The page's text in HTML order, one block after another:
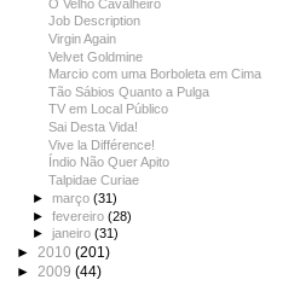
O Velho Cavalheiro
Job Description
Virgin Again
Velvet Goldmine
Marcio com uma Borboleta em Cima
Tão Sábios Quanto a Pulga
TV em Local Público
Sai Desta Vida!
Vive la Différence!
Índio Não Quer Apito
Talpidae Curiae
►março(31)
►fevereiro(28)
►janeiro(31)
► 2010 (201)
► 2009 (44)